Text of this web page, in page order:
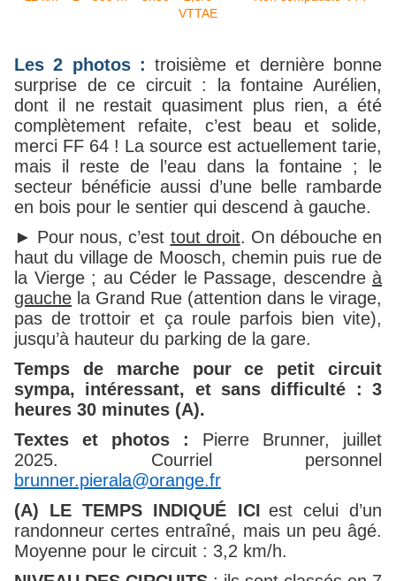
Les 2 photos :troisième et dernière bonne
surprise de ce circuit : la fontaine Aurélien,
dont il ne restait quasiment plus rien, a été
complètement refaite, c’est beau et solide,
merci FF 64 ! La source est actuellement tarie,
mais il reste de l’eau dans la fontaine ; le
secteur bénéficie aussi d’une belle rambarde
en bois pour le sentier qui descend à gauche.
► Pour nous, c’est tout droit. On débouche en
haut du village de Moosch, chemin puis rue de
la Vierge ; au Céder le Passage, descendre à
gauche la Grand Rue (attention dans le virage,
pas de trottoir et ça roule parfois bien vite),
jusqu’à hauteur du parking de la gare.
Temps de marche pour ce petit circuit
sympa, intéressant, et sans difficulté : 3
heures 30 minutes (A).
Textes et photos : Pierre Brunner, juillet
2025. Courriel personnel
brunner.pierala@orange.fr
(A) LE TEMPS INDIQUÉ ICI est celui d’un
randonneur certes entraîné, mais un peu âgé.
Moyenne pour le circuit : 3,2 km/h.